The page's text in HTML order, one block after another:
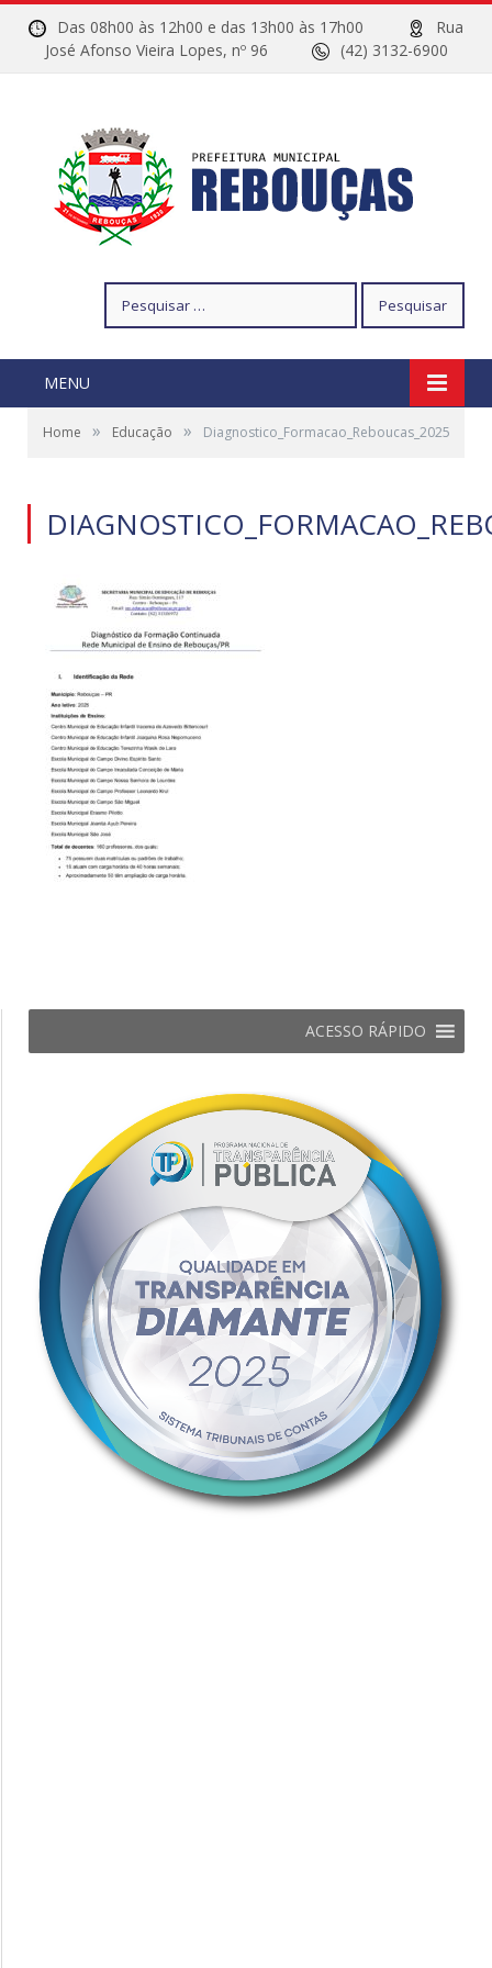
Das 08h00 às 12h00 e das 13h00 às 17h00
Rua
José Afonso Vieira Lopes, nº 96
(42) 3132-6900
por:
MENU
Home » Educação » Diagnostico_Formacao_Reboucas_2025
ACESSO RÁPIDO